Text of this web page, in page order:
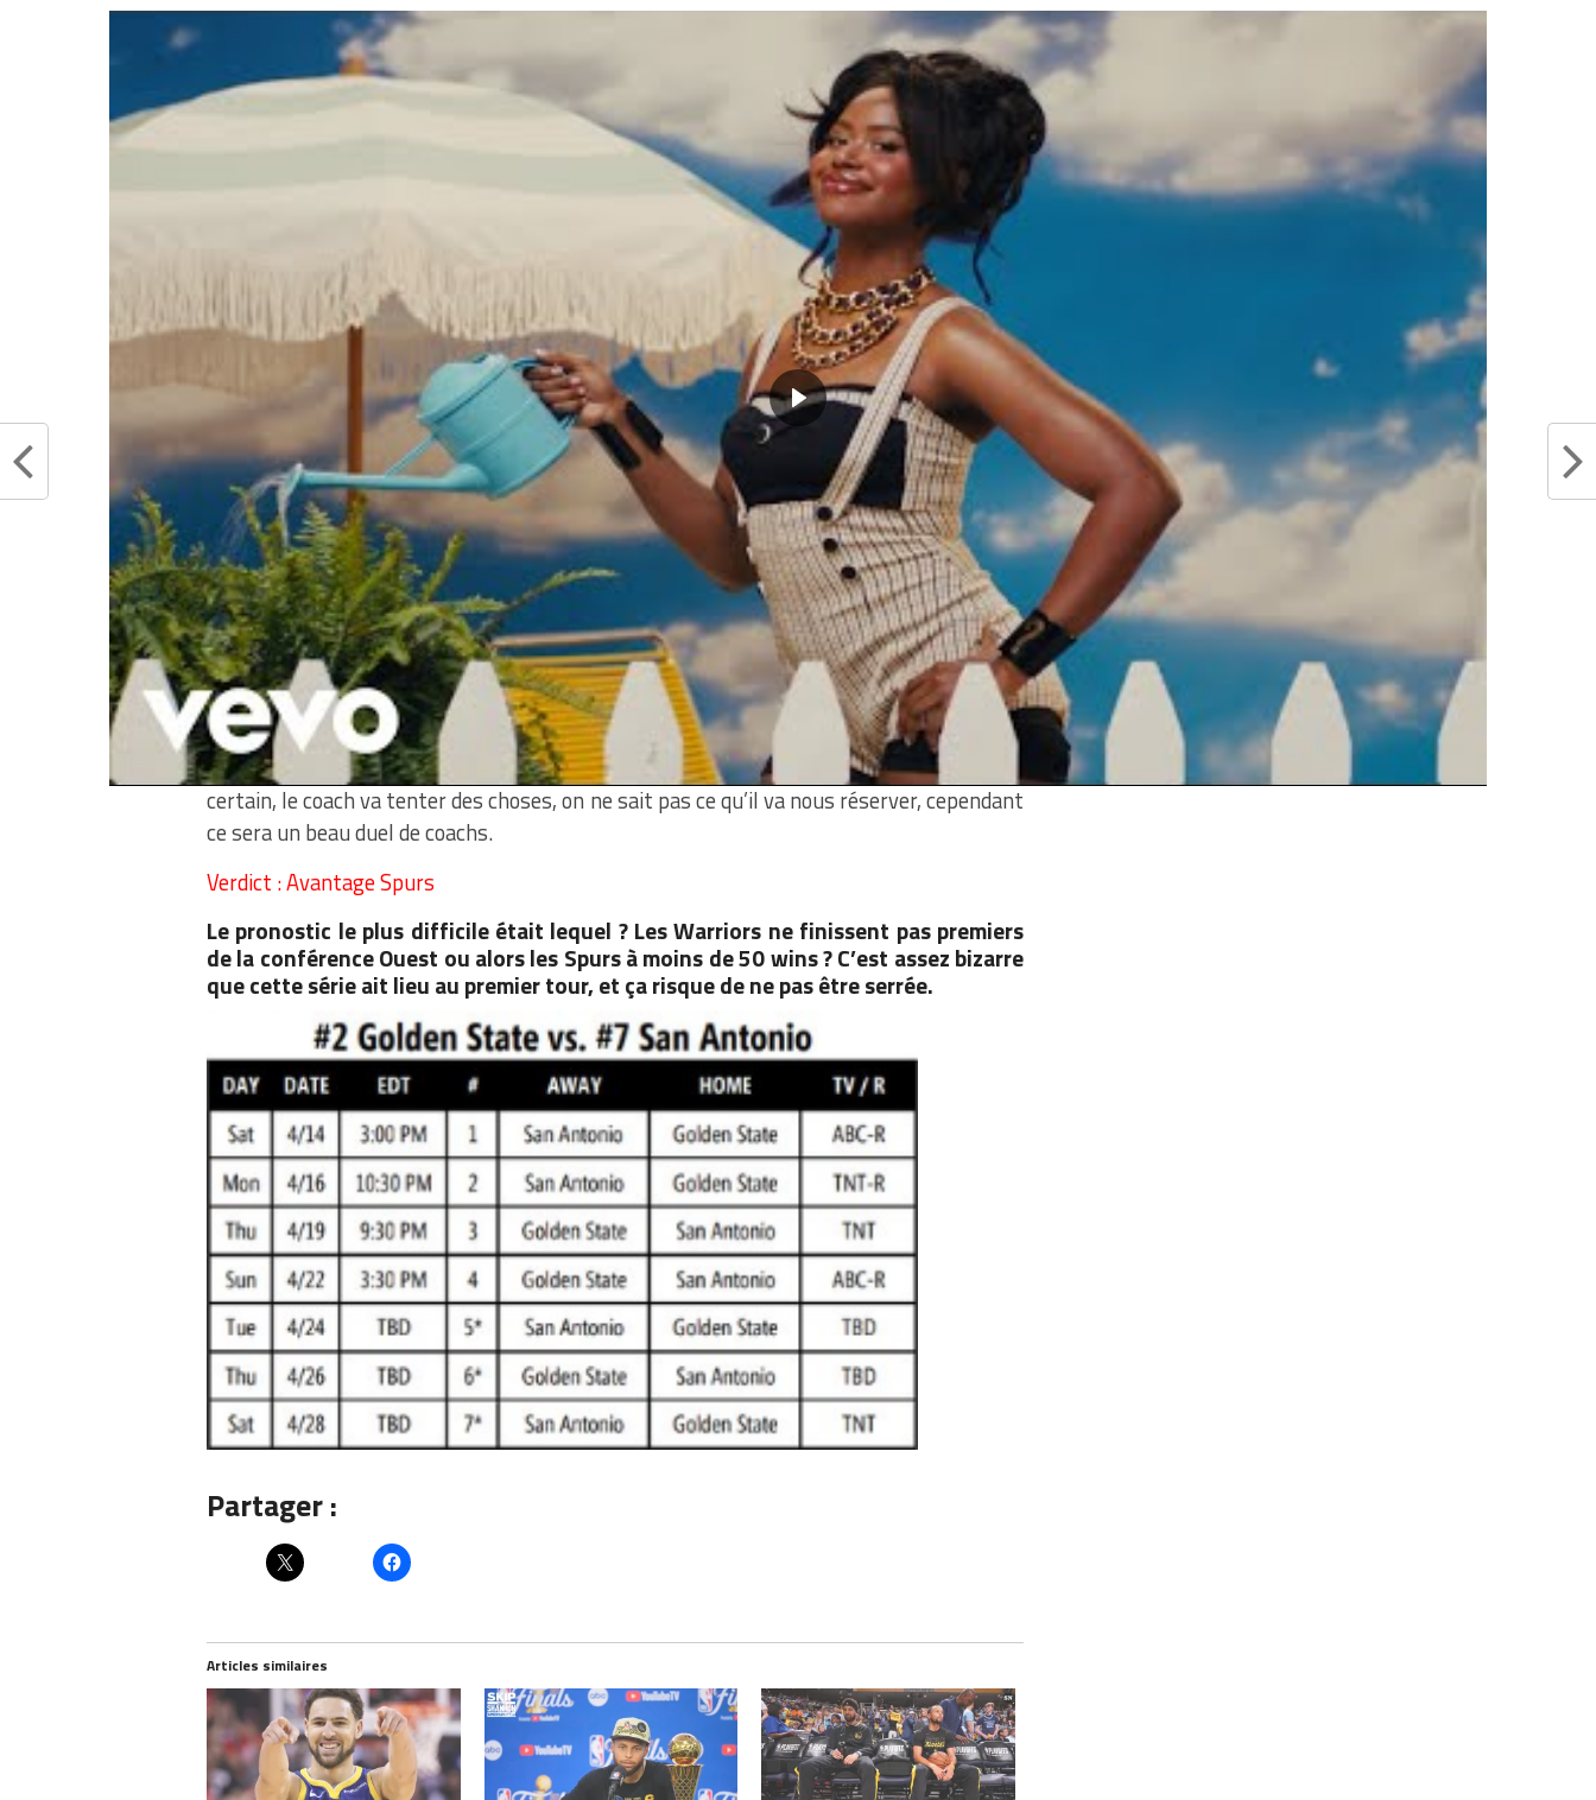
Verdict : Avantage Spurs
Banc
Shaun Livingston, efficacité réelle sur du mid
devrait avoir des minutes, au contraire
David West est toujours là, il fera
ses matchs, contre son ancienne équipe. Enfin
Jordan Bell et JaVale McGee
s’occuperont de mettre de l’énergie avec des contres et alley oop.
Le banc des Spurs a complètement changé par rapport à l’année dernière. En effet,Tony
est désormais à côté des coachs au début du match, tout commeManu Ginobili
(ne part pas stp), qui est toujours magicien. Enfin, encore et toujours de l’expérience
avecRudy Gay plus fort que jamais dans le système Spurs et Pau Gasol est toujours
Espagnol. Néanmoins, il est toujours au niveau.
Verdict : Egalité
Coach
Cette fois ci, Steve Kerr est bien là pour le début des playoffs. C’est terminé les
problèmes au dos, il aura des ajustements à faire. Sans Stephen Curry, il devra modifier
certains systèmes et ce sera intéressant à voir.
Malgré les années qui passent, Gregg Popovich est toujours à la tête des Spurs. C’est
certain, le coach va tenter des choses, on ne sait pas ce qu’il va nous réserver, cependant
ce sera un beau duel de coachs.
Verdict : Avantage Spurs
Le pronostic le plus difficile était lequel ? Les Warriors ne finissent pas premiers
de la conférence Ouest ou alors les Spurs à moins de 50 wins ? C’est assez bizarre
que cette série ait lieu au premier tour, et ça risque de ne pas être serrée.
Partager :
Articles similaires